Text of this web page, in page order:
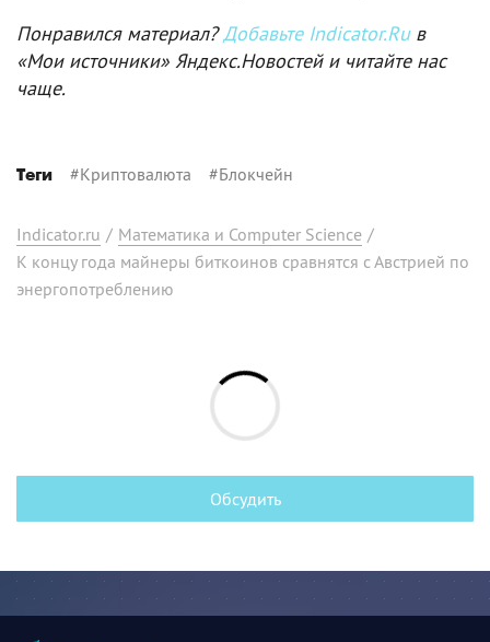
Понравился материал?Добавьте Indicator.Ruв
«Мои источники» Яндекс.Новостей и читайте нас
чаще.
Теги #Криптовалюта #Блокчейн
Indicator.ru / Математика и Computer Science /
К концу года майнеры биткоинов сравнятся с Австрией по
энергопотреблению
Обсудить